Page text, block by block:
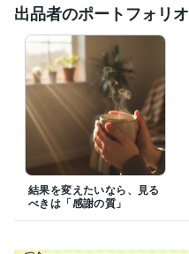
出品者のポートフォリオ
結果を変えたいなら、見る
べきは「感謝の質」